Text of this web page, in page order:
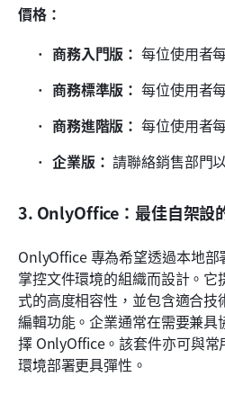
價格：
商務入門版： 每位使用者
商務標準版： 每位使用者
商務進階版： 每位使用者
企業版： 請聯絡銷售部門
3. OnlyOffice：最佳自架設
OnlyOffice 專為希望透過本地
掌控文件環境的組織而設計。
式的高度相容性，並包含適合
編輯功能。企業通常在需要兼
擇 OnlyOffice。該套件亦可與
環境部署更具彈性。